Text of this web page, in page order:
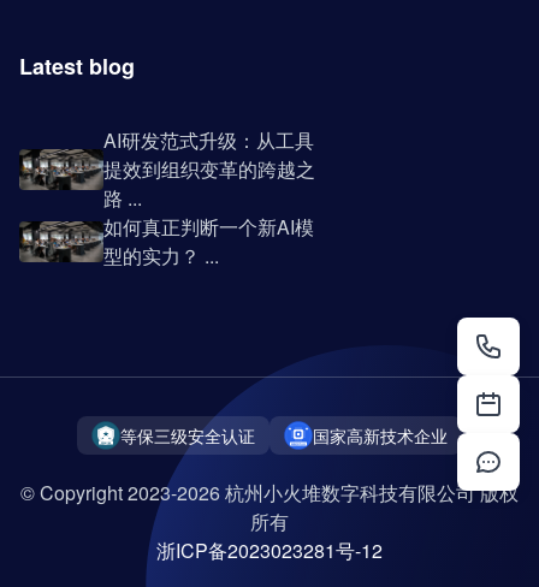
Latest blog
AI研发范式升级：从工具
提效到组织变革的跨越之
路 ...
如何真正判断一个新AI模
型的实力？ ...
等保三级安全认证 国家高新技术企业
© Copyright 2023-2026 杭州小火堆数字科技有限公司 版权
所有
浙ICP备2023023281号-12